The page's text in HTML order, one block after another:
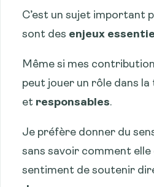
C’est un sujet important
sont des enjeux
Même si mes
peut jouer un rôle dans
et responsables.
Je préfère donner du
sans savoir comment elle
sentiment de soutenir